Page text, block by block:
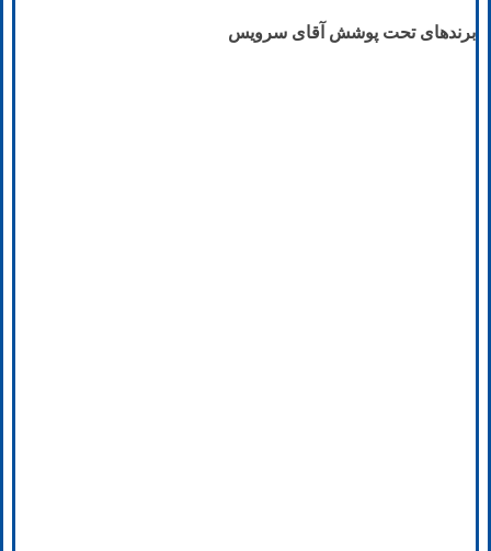
برندهای تحت پوشش آقای سرویس